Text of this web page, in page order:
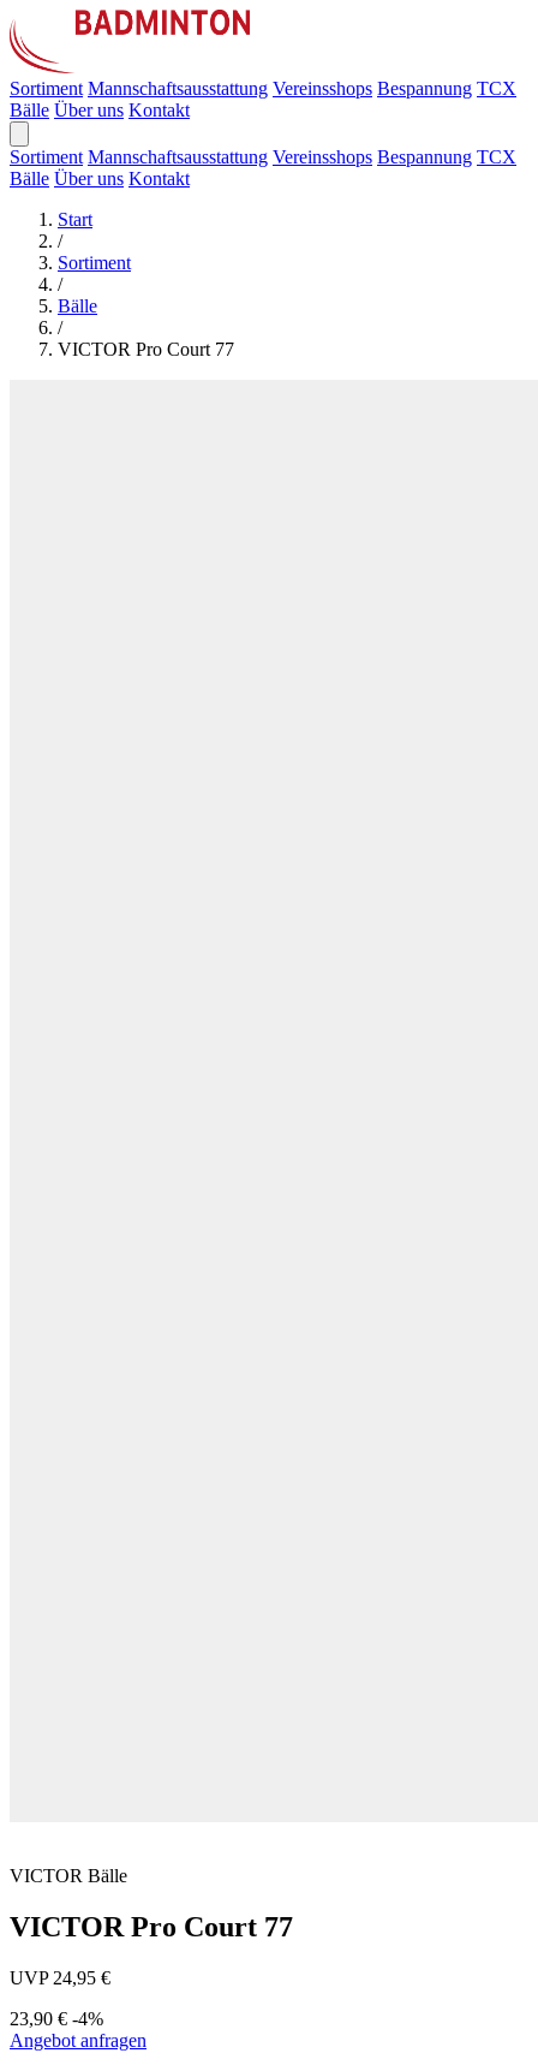
Sortiment Mannschaftsausstattung Vereinsshops Bespannung TCX
Bälle Über uns Kontakt
Sortiment Mannschaftsausstattung Vereinsshops Bespannung TCX
Bälle Über uns Kontakt
Start
/
Sortiment
/
Bälle
/
VICTOR Pro Court 77
VICTOR Bälle
VICTOR Pro Court 77
UVP 24,95 €
23,90 € -4%
Angebot anfragen